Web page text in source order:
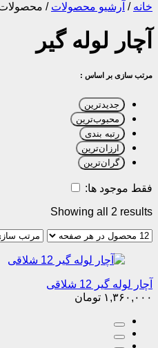
خانه / آرشیو محصولات / محصولات
آچار لوله گیر
مرتب سازی بر اساس :
جدیدترین
محبوب‌ترین
رتبه بندی
ارزان‌ترین
گران‌ترین
فقط موجود ها:
Showing all 2 results
آچار لوله گیر 12 شلاقی
۱,۳۶۰,۰۰۰ تومان